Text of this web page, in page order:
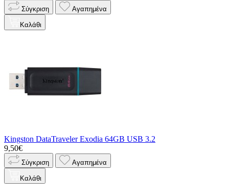
Σύγκριση Αγαπημένα
Καλάθι
Kingston DataTraveler Exodia 64GB USB 3.2
9,50€
Σύγκριση Αγαπημένα
Καλάθι